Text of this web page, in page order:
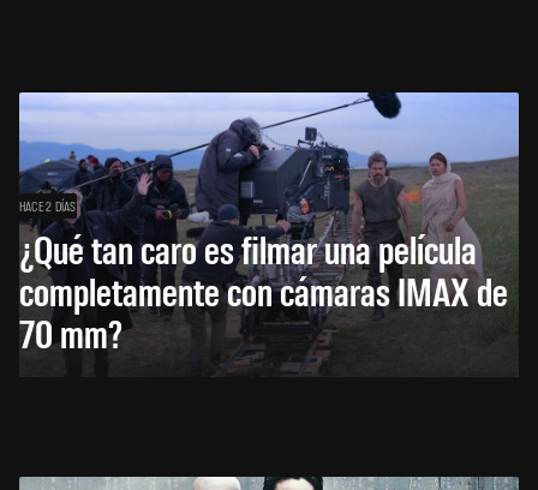
HACE 2 DÍAS
¿Qué tan caro es filmar una película
completamente con cámaras IMAX de
70 mm?